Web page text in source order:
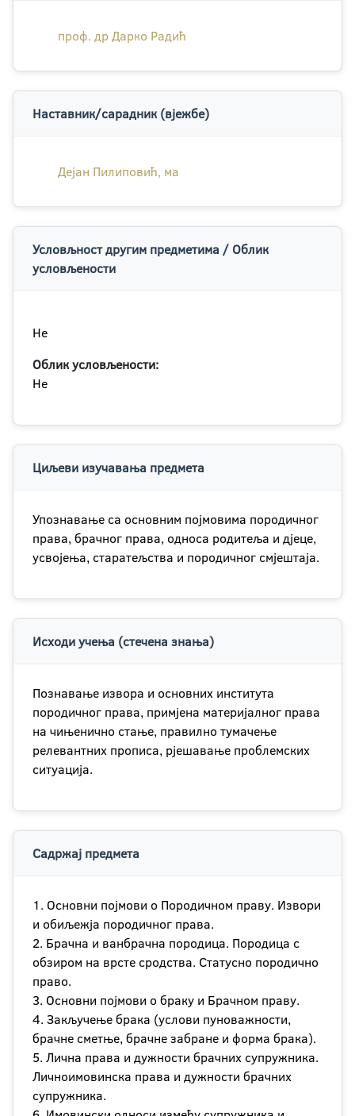
проф. др Дарко Радић
Наставник/сарадник (вјежбе)
Дејан Пилиповић, ма
Условљност другим предметима / Облик
условљености
Не
Облик условљености:
Не
Циљеви изучавања предмета
Упознавање са основним појмовима породичног
права, брачног права, односа родитеља и дјеце,
усвојења, старатељства и породичног смјештаја.
Исходи учења (стечена знања)
Познавање извора и основних института
породичног права, примјена материјалног права
на чињенично стање, правилно тумачење
релевантних прописа, рјешавање проблемских
ситуација.
Садржај предмета
1. Основни појмови о Породичном праву. Извори
и обиљежја породичног права.
2. Брачна и ванбрачна породица. Породица с
обзиром на врсте сродства. Статусно породично
право.
3. Основни појмови о браку и Брачном праву.
4. Закључење брака (услови пуноважности,
брачне сметње, брачне забране и форма брака).
5. Лична права и дужности брачних супружника.
Личноимовинска права и дужности брачних
супружника.